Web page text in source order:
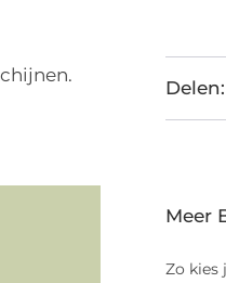
Delen:
Meer
Zo kies